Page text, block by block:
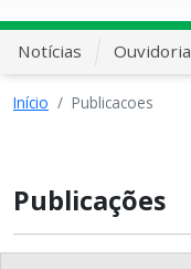
Notícias Ouvidoria
Início Publicacoes
Publicações